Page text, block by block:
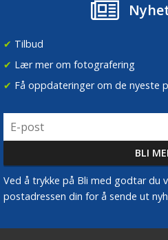
✔ Tilbud
✔ Lær mer om fotografering
✔ Få oppdateringer om de nyeste
Ved å trykke på Bli med godtar du
postadressen din for å sende ut